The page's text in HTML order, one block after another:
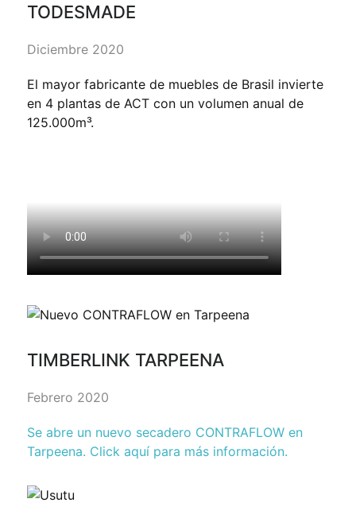
TODESMADE
Diciembre 2020
El mayor fabricante de muebles de Brasil invierte
en 4 plantas de ACT con un volumen anual de
125.000m³.
TIMBERLINK TARPEENA
Febrero 2020
Se abre un nuevo secadero CONTRAFLOW en
Tarpeena. Click aquí para más información.